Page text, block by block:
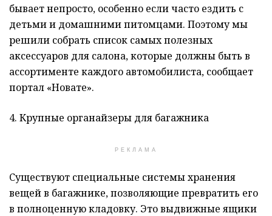
бывает непросто, особенно если часто ездить с
детьми и домашними питомцами. Поэтому мы
решили собрать список самых полезных
аксессуаров для салона, которые должны быть в
ассортименте каждого автомобилиста, сообщает
портал «Новате».
4. Крупные органайзеры для багажника
РЕКЛАМА
Существуют специальные системы хранения
вещей в багажнике, позволяющие превратить его
в полноценную кладовку. Это выдвижные ящики